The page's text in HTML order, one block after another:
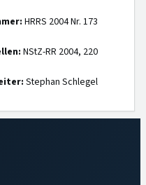
HRRS 2004 Nr. 173
NStZ-RR 2004, 220
Stephan Schlegel